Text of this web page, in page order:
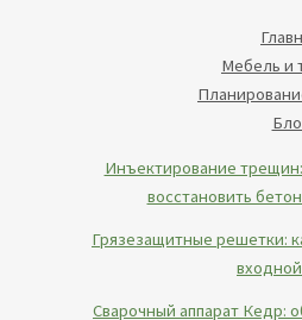
Мебель и
Инъектирование
восстановить
Грязезащитные решетки:
Сварочный аппарат Кедр: